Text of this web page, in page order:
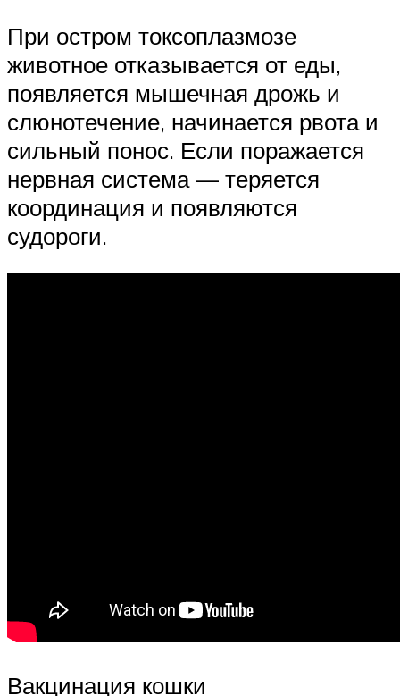
При остром токсоплазмозе
животное отказывается от еды,
появляется мышечная дрожь и
слюнотечение, начинается рвота и
сильный понос. Если поражается
нервная система — теряется
координация и появляются
судороги.
Вакцинация кошки